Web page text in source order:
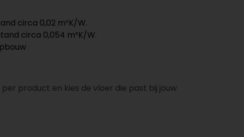
circa 0,02 m²K/W.
circa 0,054 m²K/W.
product en kies de vloer die past bij jouw